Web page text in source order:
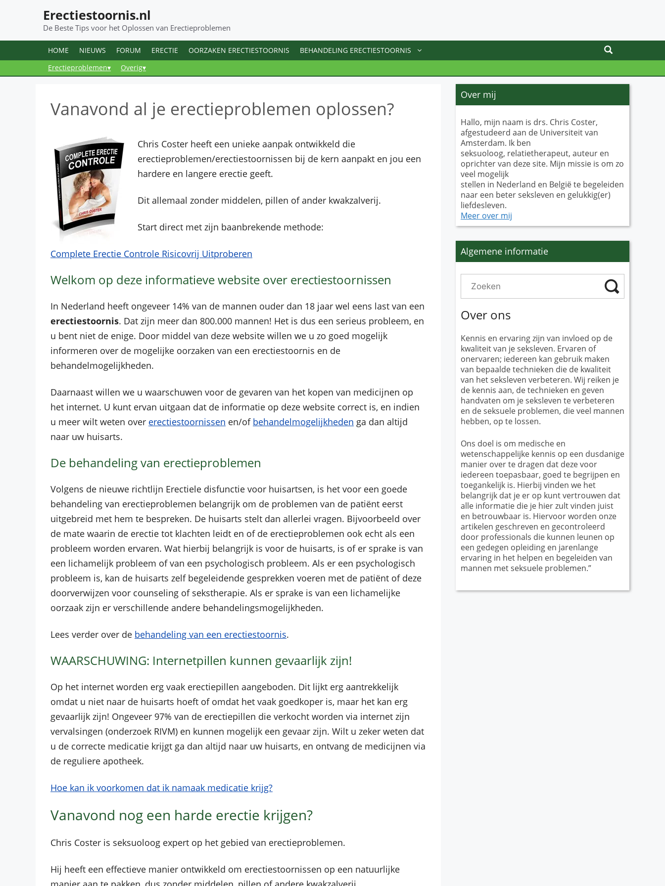
de
Erectiestoornis.nl
De Beste Tips voor het Oplossen van Erectieproblemen
HOME NIEUWS FORUM ERECTIE OORZAKEN ERECTIESTOORNIS
BEHANDELING ERECTIESTOORNIS
Erectieproblemen▾
Overig▾
Vanavond al je erectieproblemen oplossen?
Chris Coster heeft een unieke aanpak ontwikkeld die
erectieproblemen/erectiestoornissen bij de kern aanpakt en jou een
hardere en langere erectie geeft.
Dit allemaal zonder middelen, pillen of ander kwakzalverij.
Start direct met zijn baanbrekende methode:
Complete Erectie Controle Risicovrij Uitproberen
Welkom op deze informatieve website over erectiestoornissen
In Nederland heeft ongeveer 14% van de mannen ouder dan 18 jaar wel eens last van een
erectiestoornis. Dat zijn meer dan 800.000 mannen! Het is dus een serieus probleem, en
u bent niet de enige. Door middel van deze website willen we u zo goed mogelijk
informeren over de mogelijke oorzaken van een erectiestoornis en de
behandelmogelijkheden.
Daarnaast willen we u waarschuwen voor de gevaren van het kopen van medicijnen op
het internet. U kunt ervan uitgaan dat de informatie op deze website correct is, en indien
u meer wilt weten over erectiestoornissen en/of behandelmogelijkheden ga dan altijd
naar uw huisarts.
De behandeling van erectieproblemen
Volgens de nieuwe richtlijn Erectiele disfunctie voor huisartsen, is het voor een goede
behandeling van erectieproblemen belangrijk om de problemen van de patiënt eerst
uitgebreid met hem te bespreken. De huisarts stelt dan allerlei vragen. Bijvoorbeeld over
de mate waarin de erectie tot klachten leidt en of de erectieproblemen ook echt als een
probleem worden ervaren. Wat hierbij belangrijk is voor de huisarts, is of er sprake is van
een lichamelijk probleem of van een psychologisch probleem. Als er een psychologisch
probleem is, kan de huisarts zelf begeleidende gesprekken voeren met de patiënt of deze
doorverwijzen voor counseling of sekstherapie. Als er sprake is van een lichamelijke
oorzaak zijn er verschillende andere behandelingsmogelijkheden.
Lees verder over de behandeling van een erectiestoornis.
WAARSCHUWING: Internetpillen kunnen gevaarlijk zijn!
Op het internet worden erg vaak erectiepillen aangeboden. Dit lijkt erg aantrekkelijk
omdat u niet naar de huisarts hoeft of omdat het vaak goedkoper is, maar het kan erg
gevaarlijk zijn! Ongeveer 97% van de erectiepillen die verkocht worden via internet zijn
vervalsingen (onderzoek RIVM) en kunnen mogelijk een gevaar zijn. Wilt u zeker weten dat
u de correcte medicatie krijgt ga dan altijd naar uw huisarts, en ontvang de medicijnen via
de reguliere apotheek.
Hoe kan ik voorkomen dat ik namaak medicatie krijg?
Vanavond nog een harde erectie krijgen?
Chris Coster is seksuoloog expert op het gebied van erectieproblemen.
Hij heeft een effectieve manier ontwikkeld om erectiestoornissen op een natuurlijke
Over mij
Hallo, mijn naam is drs. Chris Coster,
afgestudeerd aan de Universiteit van
Amsterdam. Ik ben
seksuoloog, relatietherapeut, auteur en
oprichter van deze site. Mijn missie is om zo
veel mogelijk
stellen in Nederland en België te begeleiden
naar een beter seksleven en gelukkig(er)
liefdesleven.
Meer over mij
Algemene informatie
Over ons
Kennis en ervaring zijn van invloed op de
kwaliteit van je seksleven. Ervaren of
onervaren; iedereen kan gebruik maken
van bepaalde technieken die de kwaliteit
van het seksleven verbeteren. Wij reiken je
de kennis aan, de technieken en geven
handvaten om je seksleven te verbeteren
en de seksuele problemen, die veel mannen
hebben, op te lossen.
Ons doel is om medische en
wetenschappelijke kennis op een dusdanige
manier over te dragen dat deze voor
iedereen toepasbaar, goed te begrijpen en
toegankelijk is. Hierbij vinden we het
belangrijk dat je er op kunt vertrouwen dat
alle informatie die je hier zult vinden juist
en betrouwbaar is. Hiervoor worden onze
artikelen geschreven en gecontroleerd
door professionals die kunnen leunen op
een gedegen opleiding en jarenlange
ervaring in het helpen en begeleiden van
mannen met seksuele problemen.”